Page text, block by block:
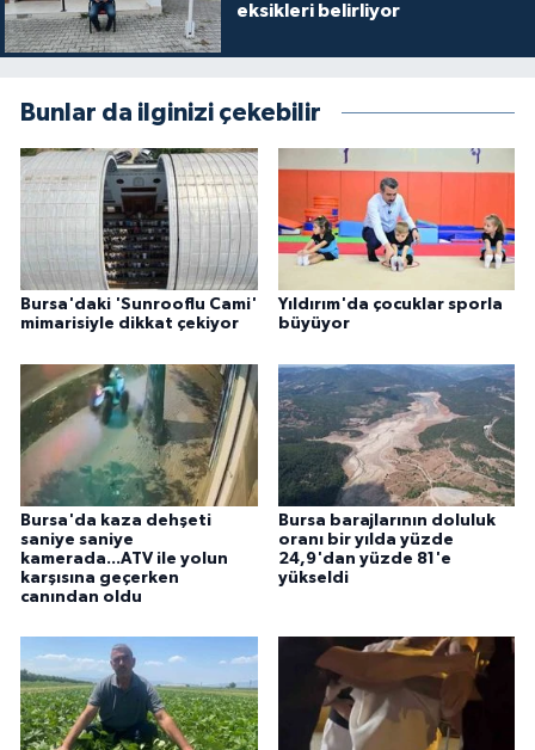
eksikleri belirliyor
Bunlar da ilginizi çekebilir
Bursa'daki 'Sunrooflu Cami'
mimarisiyle dikkat çekiyor
Yıldırım'da çocuklar sporla
büyüyor
Bursa'da kaza dehşeti
saniye saniye
kamerada...ATV ile yolun
karşısına geçerken
canından oldu
Bursa barajlarının doluluk
oranı bir yılda yüzde
24,9'dan yüzde 81'e
yükseldi